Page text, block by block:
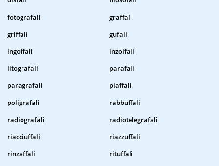
fotografali
graffali
griffali
gufali
ingolfali
inzolfali
litografali
parafali
paragrafali
piaffali
poligrafali
rabbuffali
radiografali
radiotelegrafali
riacciuffali
riazzuffali
rinzaffali
rituffali